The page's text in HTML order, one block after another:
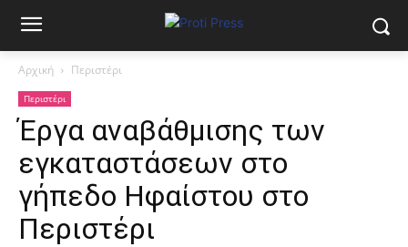
Αρχική Περιστέρι
Περιστέρι
Έργα αναβάθμισης των
εγκαταστάσεων στο
γήπεδο Ηφαίστου στο
Περιστέρι